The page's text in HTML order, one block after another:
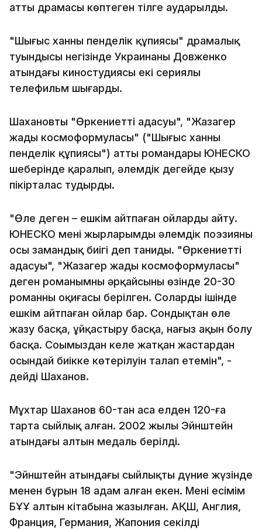
атты драмасы көптеген тілге аударылды.
"Шыңғыс ханның пенделік құпиясы" драмалық
туындысы негізінде Украинаның Довженко
атындағы киностудиясы екі сериялы
телефильм шығарды.
Шахановтың "Өркениеттің адасуы", "Жазагер
жады космоформуласы" ("Шыңғыс ханның
пенделік құпиясы") атты романдары ЮНЕСКО
шеңберінде қаралып, әлемдік деңгейде қызу
пікірталас тудырды.
"Өлең деген – ешкім айтпаған ойларды айту.
ЮНЕСКО менің жырларымды әлемдік поэзияның
осы замандық биігі деп таниды. "Өркениеттің
адасуы", "Жазагер жады космоформуласы"
деген романымның әрқайсының өзінде 20-30
романның оқиғасы берілген. Солардың ішінде
ешкім айтпаған ойлар бар. Сондықтан өлең
жазу басқа, ұйқастыру басқа, нағыз ақын болу
басқа. Соңымыздан келе жатқан жастардан
осындай биікке көтерілуін талап етемін", -
дейді Шаханов.
Мұхтар Шаханов 60-тан аса елден 120-ға
тарта сыйлық алған. 2002 жылы Эйнштейн
атындағы алтын медаль берілді.
"Эйнштейн атындағы сыйлықты дүние жүзінде
менен бұрын 18 адам алған екен. Менің есімім
БҰҰ алтын кітабына жазылған. АҚШ, Англия,
Франция, Германия, Жапония секілді